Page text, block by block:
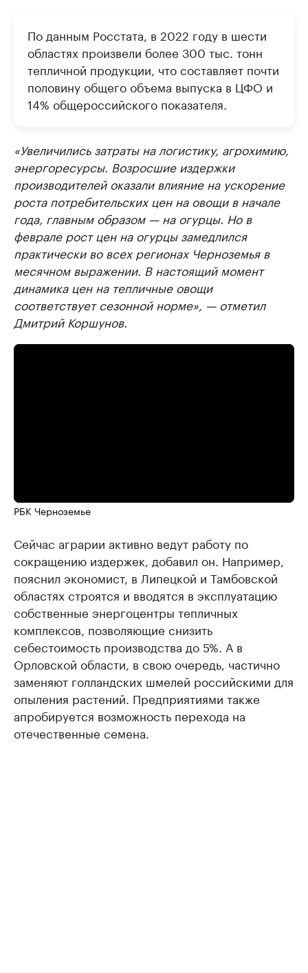
По данным Росстата, в 2022 году в шести
областях произвели более 300 тыс. тонн
тепличной продукции, что составляет почти
половину общего объема выпуска в ЦФО и
14% общероссийского показателя.
«Увеличились затраты на логистику, агрохимию,
энергоресурсы. Возросшие издержки
производителей оказали влияние на ускорение
роста потребительских цен на овощи в начале
года, главным образом — на огурцы. Но в
феврале рост цен на огурцы замедлился
практически во всех регионах Черноземья в
месячном выражении. В настоящий момент
динамика цен на тепличные овощи
соответствует сезонной норме», — отметил
Дмитрий Коршунов.
РБК Черноземье
Сейчас аграрии активно ведут работу по
сокращению издержек, добавил он. Например,
пояснил экономист, в Липецкой и Тамбовской
областях строятся и вводятся в эксплуатацию
собственные энергоцентры тепличных
комплексов, позволяющие снизить
себестоимость производства до 5%. А в
Орловской области, в свою очередь, частично
заменяют голландских шмелей российскими для
опыления растений. Предприятиями также
апробируется возможность перехода на
отечественные семена.